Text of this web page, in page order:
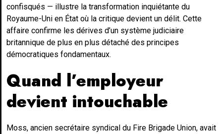
confisqués — illustre la transformation inquiétante du
Royaume-Uni en État où la critique devient un délit. Cette
affaire confirme les dérives d’un système judiciaire
britannique de plus en plus détaché des principes
démocratiques fondamentaux.
Quand l’employeur
devient intouchable
Moss, ancien secrétaire syndical du Fire Brigade Union, avait